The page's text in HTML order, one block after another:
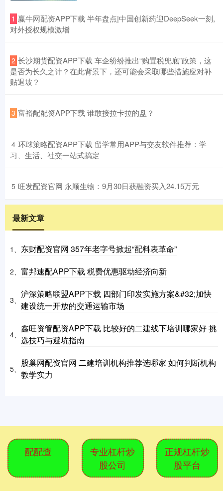
1 ​赢牛网配资APP下载 半年盘点|中国创新药迎DeepSeek一刻,
对外授权规模激增
2 ​长沙期货配资APP下载 车企纷纷推出“购置税兜底”政策，这
是否为长久之计？在此背景下，还可能会采取哪些措施应对补
贴退坡？
3 ​富裕配配资APP下载 谁敢接拉卡拉的盘？
4 ​环球策略配资APP下载 留学常用APP与交友软件推荐：学
习、生活、社交一站式搞定
5 ​旺发配资官网 永顺生物：9月30日获融资买入24.15万元
最新文章
1、 东财配资官网 357年老字号掀起“配料表革命”
2、 富邦速配APP下载 税费优惠驱动经济向新
3、
沪深策略联盟APP下载 四部门印发实施方案&#32;加快
建设统一开放的交通运输市场
4、
鑫旺资管配资APP下载 比较好的二建线下培训哪家好 挑
选技巧与避坑指南
5、
股巢网配资官网 二建培训机构推荐选哪家 如何判断机构
教学实力
配配查
专业杠杆炒
股公司
正规杠杆炒
股平台